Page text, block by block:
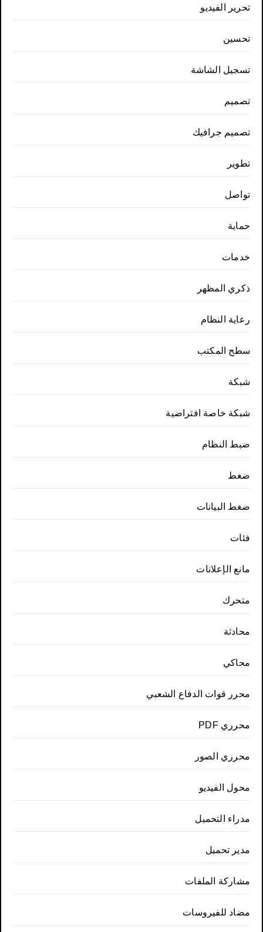
تحرير الفيديو
تحسين
تسجيل الشاشة
تصميم
تصميم جرافيك
تطوير
تواصل
حماية
خدمات
ذكري المظهر
رعاية النظام
سطح المكتب
شبكة
شبكة خاصة افتراضية
ضبط النظام
ضغط
ضغط البيانات
فئات
مانع الإعلانات
متحرك
محادثة
محاكي
محرر قوات الدفاع الشعبي
محرري PDF
محرري الصور
محول الفيديو
مدراء التحميل
مدير تحميل
مشاركة الملفات
مضاد للفيروسات